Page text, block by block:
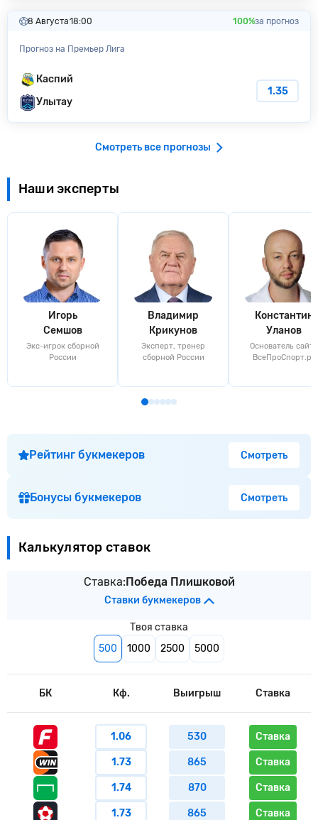
8 Августа18:00 100%за прогноз
Прогноз на Премьер Лига
Каспий
Улытау
1.35
Смотреть все прогнозы
Наши эксперты
Игорь
Семшов
Экс-игрок сборной
России
Владимир
Крикунов
Эксперт, тренер
сборной России
Константин
Уланов
Основатель сайта
ВсеПроСпорт.ру
Рейтинг букмекеров Смотреть
Бонусы букмекеров Смотреть
Калькулятор ставок
Ставка:Победа Плишковой
Ставки букмекеров
Твоя ставка
500
1000 2500 5000
БК Кф. Выигрыш Ставка
1.06 530 Ставка
1.73 865 Ставка
1.74 870 Ставка
1.73 865 Ставка